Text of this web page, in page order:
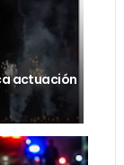
actuación